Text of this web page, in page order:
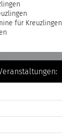
für Kreuzlingen